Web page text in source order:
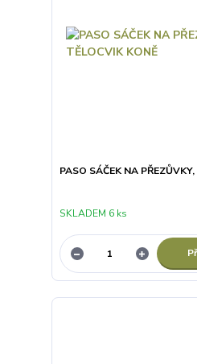
PASO SÁČEK NA
SKLADEM 6 ks